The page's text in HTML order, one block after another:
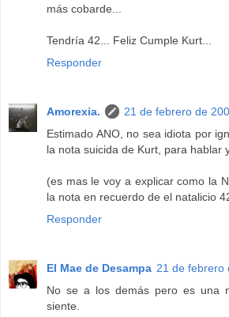
más cobarde...
Tendría 42... Feliz Cumple Kurt...
Responder
Amorexia.
21 de febrero de
Estimado ANO, no sea idiota por
la nota suicida de Kurt, para hablar
(es mas le voy a explicar como la
la nota en recuerdo de el natalicio
Responder
El Mae de Desampa 21 de febrero
No se a los demás pero es una
siente.